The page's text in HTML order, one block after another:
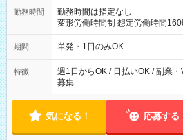
勤務時間
勤務時間は指定なし
変形労働時間制 想定労働時間160時間/月 【シフト例
～21：00
期間 単発・1日のみOK
特徴
週1日からOK / 日払いOK / 副業
募集
気になる！ 応募する